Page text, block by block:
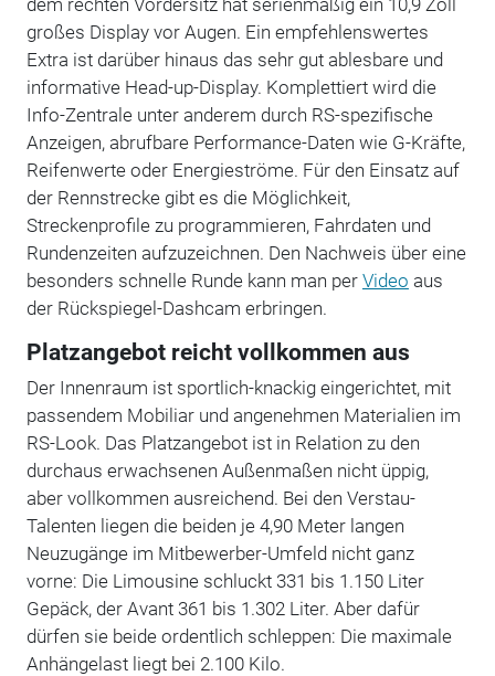
großes Display vor Augen. Ein empfehlenswertes
Extra ist darüber hinaus das sehr gut ablesbare und
informative Head-up-Display. Komplettiert wird die
Info-Zentrale unter anderem durch RS-spezifische
Anzeigen, abrufbare Performance-Daten wie G-Kräfte,
Reifenwerte oder Energieströme. Für den Einsatz auf
der Rennstrecke gibt es die Möglichkeit,
Streckenprofile zu programmieren, Fahrdaten und
Rundenzeiten aufzuzeichnen. Den Nachweis über eine
besonders schnelle Runde kann man per Video aus
der Rückspiegel-Dashcam erbringen.
Platzangebot reicht vollkommen aus
Der Innenraum ist sportlich-knackig eingerichtet, mit
passendem Mobiliar und angenehmen Materialien im
RS-Look. Das Platzangebot ist in Relation zu den
durchaus erwachsenen Außenmaßen nicht üppig,
aber vollkommen ausreichend. Bei den Verstau-
Talenten liegen die beiden je 4,90 Meter langen
Neuzugänge im Mitbewerber-Umfeld nicht ganz
vorne: Die Limousine schluckt 331 bis 1.150 Liter
Gepäck, der Avant 361 bis 1.302 Liter. Aber dafür
dürfen sie beide ordentlich schleppen: Die maximale
Anhängelast liegt bei 2.100 Kilo.